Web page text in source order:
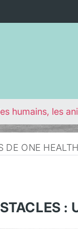
humains, les
DE ONE HEALTH
: